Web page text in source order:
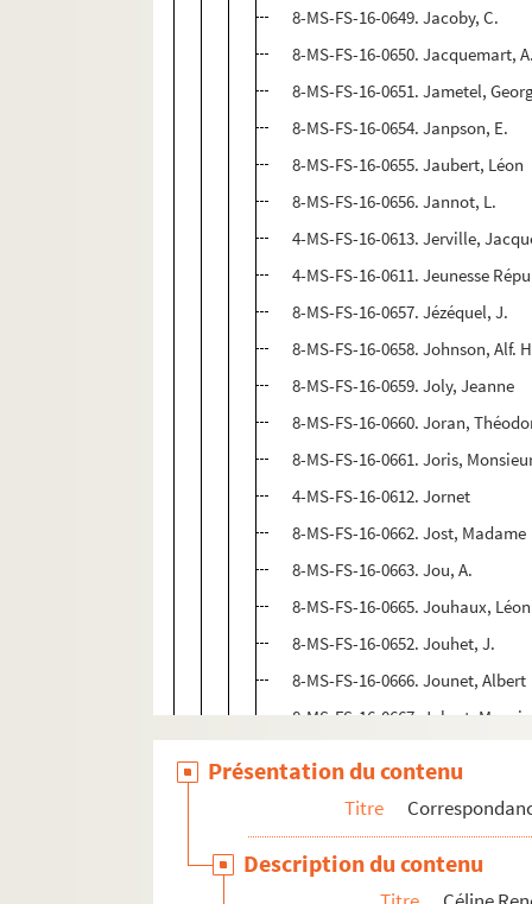
8-MS-FS-16-0649. Jacoby, C.
8-MS-FS-16-0650. Jacquemart,
8-MS-FS-16-0651. Jametel,
8-MS-FS-16-0654. Janpson, E.
8-MS-FS-16-0655. Jaubert, Léon
8-MS-FS-16-0656. Jannot, L.
4-MS-FS-16-0613. Jerville,
4-MS-FS-16-0611. Jeunesse
8-MS-FS-16-0657. Jézéquel, J.
8-MS-FS-16-0658. Johnson, Alf.
8-MS-FS-16-0659. Joly, Jeanne
8-MS-FS-16-0660. Joran,
8-MS-FS-16-0661. Joris,
4-MS-FS-16-0612. Jornet
8-MS-FS-16-0662. Jost, Madame
8-MS-FS-16-0663. Jou, A.
8-MS-FS-16-0665. Jouhaux, Léon
8-MS-FS-16-0652. Jouhet, J.
8-MS-FS-16-0666. Jounet, Albert
8-MS-FS-16-0667. Jubert,
L
M
Présentation du contenu
Titre
Description du contenu